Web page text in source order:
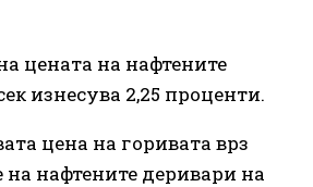
цената на нафтените
изнесува 2,25 проценти.
цена на горивата врз
на нафтените деривари на